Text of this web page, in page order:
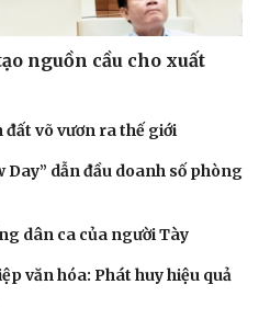
nguồn cầu cho xuất
võ vươn ra thế giới
dẫn đầu doanh số phòng
dân ca của người Tày
văn hóa: Phát huy hiệu quả